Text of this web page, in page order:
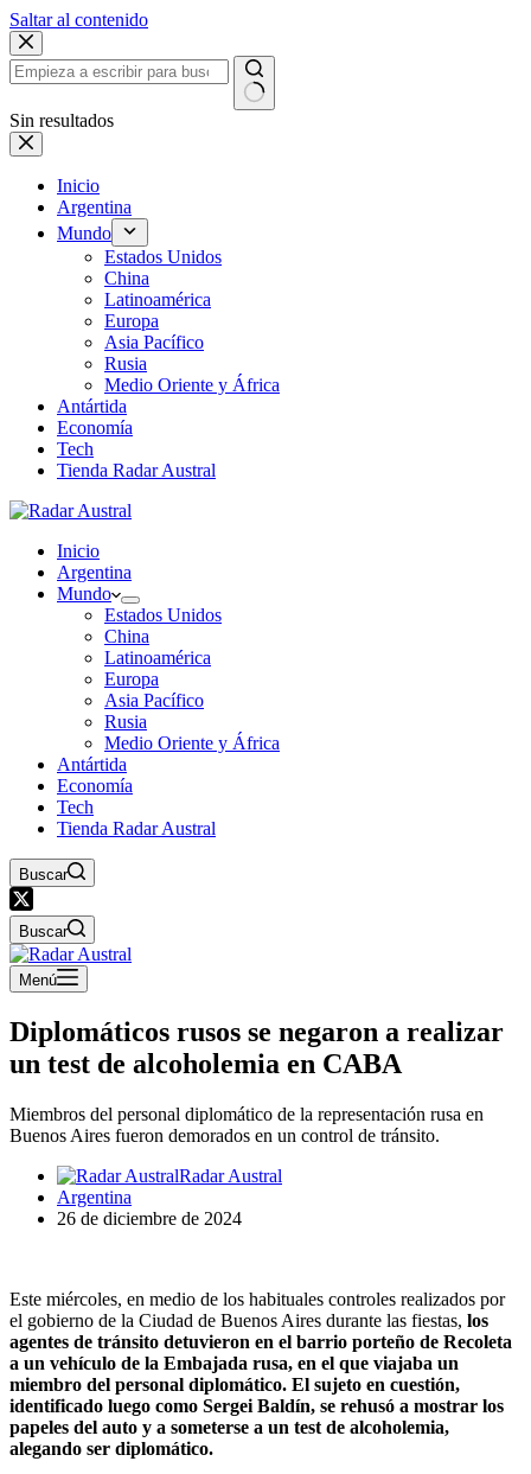
Saltar al contenido
Sin resultados
Inicio
Argentina
Mundo
Estados Unidos
China
Latinoamérica
Europa
Asia Pacífico
Rusia
Medio Oriente y África
Antártida
Economía
Tech
Tienda Radar Austral
Inicio
Argentina
Mundo
Estados Unidos
China
Latinoamérica
Europa
Asia Pacífico
Rusia
Medio Oriente y África
Antártida
Economía
Tech
Tienda Radar Austral
Buscar
Buscar
Menú
Diplomáticos rusos se negaron a realizar
un test de alcoholemia en CABA
Miembros del personal diplomático de la representación rusa en
Buenos Aires fueron demorados en un control de tránsito.
Radar Austral
Argentina
26 de diciembre de 2024
Este miércoles, en medio de los habituales controles realizados por
el gobierno de la Ciudad de Buenos Aires durante las fiestas, los
agentes de tránsito detuvieron en el barrio porteño de Recoleta
a un vehículo de la Embajada rusa, en el que viajaba un
miembro del personal diplomático. El sujeto en cuestión,
identificado luego como Sergei Baldín, se rehusó a mostrar los
papeles del auto y a someterse a un test de alcoholemia,
alegando ser diplomático.